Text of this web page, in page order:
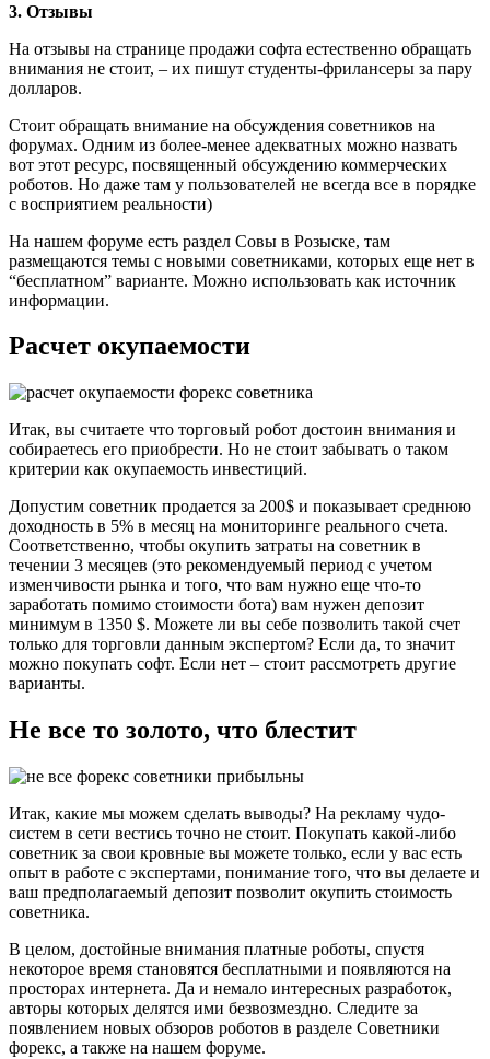
3. Отзывы
На отзывы на странице продажи софта естественно обращать
внимания не стоит, – их пишут студенты-фрилансеры за пару
долларов.
Стоит обращать внимание на обсуждения советников на
форумах. Одним из более-менее адекватных можно назвать
вот этот ресурс, посвященный обсуждению коммерческих
роботов. Но даже там у пользователей не всегда все в порядке
с восприятием реальности)
На нашем форуме есть раздел Совы в Розыске, там
размещаются темы с новыми советниками, которых еще нет в
“бесплатном” варианте. Можно использовать как источник
информации.
Расчет окупаемости
Итак, вы считаете что торговый робот достоин внимания и
собираетесь его приобрести. Но не стоит забывать о таком
критерии как окупаемость инвестиций.
Допустим советник продается за 200$ и показывает среднюю
доходность в 5% в месяц на мониторинге реального счета.
Соответственно, чтобы окупить затраты на советник в
течении 3 месяцев (это рекомендуемый период с учетом
изменчивости рынка и того, что вам нужно еще что-то
заработать помимо стоимости бота) вам нужен депозит
минимум в 1350 $. Можете ли вы себе позволить такой счет
только для торговли данным экспертом? Если да, то значит
можно покупать софт. Если нет – стоит рассмотреть другие
варианты.
Не все то золото, что блестит
Итак, какие мы можем сделать выводы? На рекламу чудо-
систем в сети вестись точно не стоит. Покупать какой-либо
советник за свои кровные вы можете только, если у вас есть
опыт в работе с экспертами, понимание того, что вы делаете и
ваш предполагаемый депозит позволит окупить стоимость
советника.
В целом, достойные внимания платные роботы, спустя
некоторое время становятся бесплатными и появляются на
просторах интернета. Да и немало интересных разработок,
авторы которых делятся ими безвозмездно. Следите за
появлением новых обзоров роботов в разделе Советники
форекс, а также на нашем форуме.